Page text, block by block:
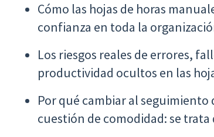
Cómo las hojas de horas
confianza en toda la
Los riesgos reales de errores,
productividad ocultos en las
Por qué cambiar al
cuestión de comodidad: se